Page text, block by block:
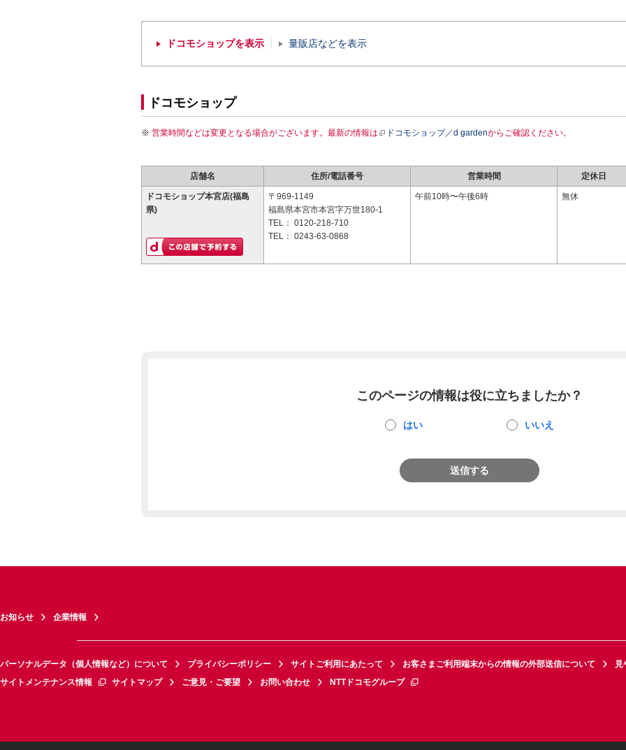
ドコモショップを表示 量販店などを表示
ドコモショップ
営業時間などは変更となる場合がございます。最新の情報は ドコモショップ／d gardenからご確認ください。
店舗名 住所/電話番号 営業時間 定休日
ドコモショップ本宮店(福島
県)
〒969-1149
福島県本宮市本宮字万世180-1
TEL： 0120-218-710
TEL： 0243-63-0868
午前10時〜午後6時 無休
このページの情報は役に立ちましたか？
はい いいえ
送信する
お知らせ 企業情報
パーソナルデータ（個人情報など）について プライバシーポリシー サイトご利用にあたって お客さまご利用端末からの情報の外部送信について
見
サイトメンテナンス情報
サイトマップ ご意見・ご要望 お問い合わせ NTTドコモグループ